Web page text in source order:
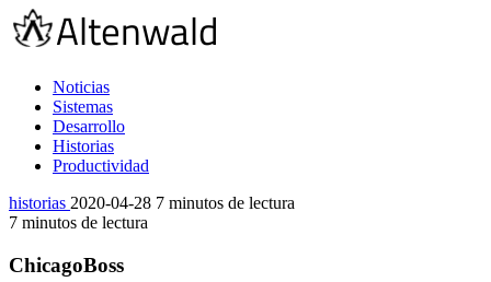
Noticias
Sistemas
Desarrollo
Historias
Productividad
historias 2020-04-28 7 minutos de lectura
7 minutos de lectura
ChicagoBoss